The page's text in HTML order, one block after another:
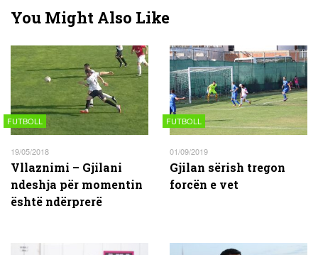
You Might Also Like
FUTBOLL
19/05/2018
Vllaznimi – Gjilani
ndeshja për momentin
është ndërprerë
FUTBOLL
01/09/2019
Gjilan sërish tregon
forcën e vet